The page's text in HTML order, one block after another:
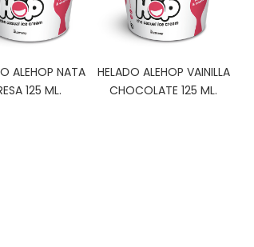
ALEHOP NATA
125 ML.
HELADO ALEHOP VAINILLA
CHOCOLATE 125 ML.